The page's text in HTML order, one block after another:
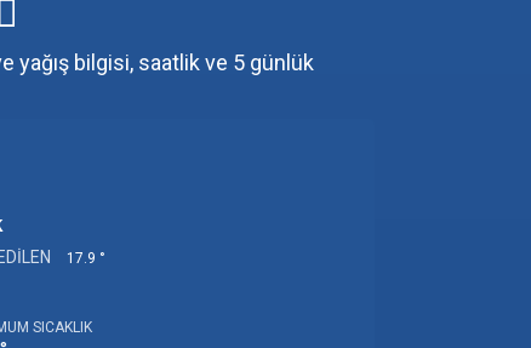
yağış bilgisi, saatlik ve 5 günlük
17.9 °
SICAKLIK